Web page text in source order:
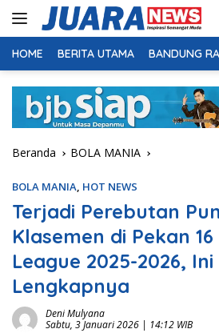
HOME BERITA UTAMA BANDUNG
Beranda BOLA MANIA
BOLA MANIA, HOT NEWS
Terjadi Perebutan
Klasemen di Pekan
League 2025-2026,
Lengkapnya
Deni Mulyana
Sabtu, 3 Januari 2026 | 14:12 WIB